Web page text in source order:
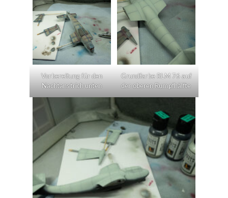
Vorbereitung für den
Nachtanstrich unten
Grundfarbe RLM 76 auf
der oberen Rumpfhälfte